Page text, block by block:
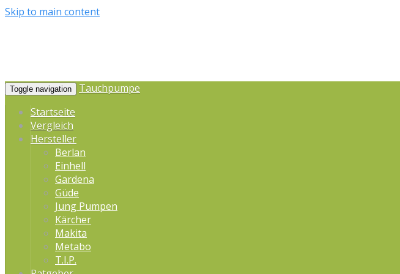
Skip to main content
Toggle navigation
Tauchpumpe
Startseite
Vergleich
Hersteller
Berlan
Einhell
Gardena
Güde
Jung Pumpen
Kärcher
Makita
Metabo
T.I.P.